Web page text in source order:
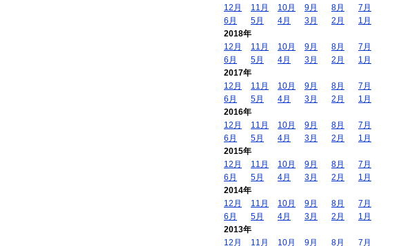
12月
11月 10月 9月 8月
7月
6月
5月 4月 3月 2月
1月
2018年
12月
11月 10月 9月 8月
7月
6月
5月 4月 3月 2月
1月
2017年
12月
11月 10月 9月 8月
7月
6月
5月 4月 3月 2月
1月
2016年
12月
11月 10月 9月 8月
7月
6月
5月 4月 3月 2月
1月
2015年
12月
11月 10月 9月 8月
7月
6月
5月 4月 3月 2月
1月
2014年
12月
11月 10月 9月 8月
7月
6月
5月 4月 3月 2月
1月
2013年
12月
11月 10月 9月 8月 7月